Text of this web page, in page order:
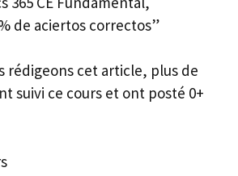
de aciertos correctos”
rédigeons cet article, plus de
suivi ce cours et ont posté 0+